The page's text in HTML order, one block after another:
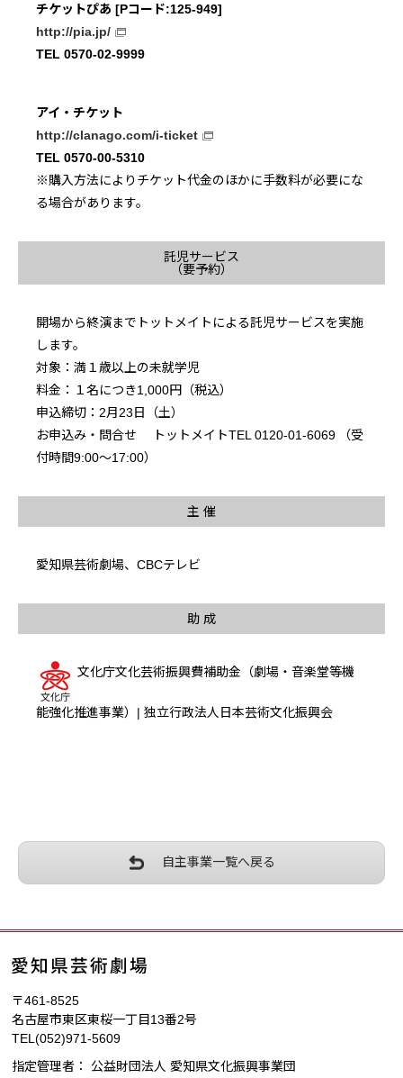
チケットぴあ [Pコード:125-949]
http://pia.jp/
TEL 0570-02-9999
アイ・チケット
http://clanago.com/i-ticket
TEL 0570-00-5310
※購入方法によりチケット代金のほかに手数料が必要にな
る場合があります。
託児サービス
（要予約）
開場から終演までトットメイトによる託児サービスを実施
します。
対象：満１歳以上の未就学児
料金：１名につき1,000円（税込）
申込締切：2月23日（土）
お申込み・問合せ トットメイトTEL 0120-01-6069 （受
付時間9:00～17:00）
主 催
愛知県芸術劇場、CBCテレビ
助 成
文化庁文化芸術振興費補助金（劇場・音楽堂等機
能強化推進事業）| 独立行政法人日本芸術文化振興会
自主事業一覧へ戻る
〒461-8525
名古屋市東区東桜一丁目13番2号
TEL(052)971-5609
指定管理者： 公益財団法人 愛知県文化振興事業団